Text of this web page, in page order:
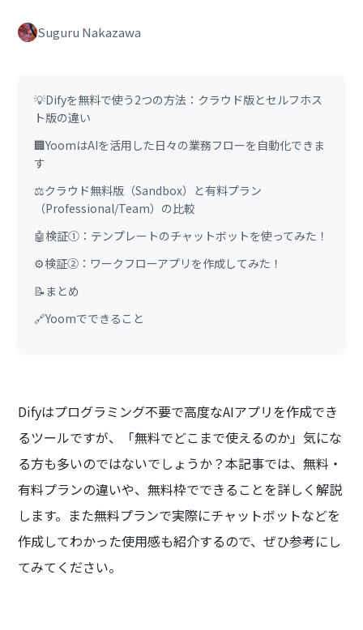
Suguru Nakazawa
💡Difyを無料で使う2つの方法：クラウド版とセルフホス
ト版の違い
🏢YoomはAIを活用した日々の業務フローを自動化できま
す
⚖️クラウド無料版（Sandbox）と有料プラン
（Professional/Team）の比較
🤖検証①：テンプレートのチャットボットを使ってみた！
⚙️検証②：ワークフローアプリを作成してみた！
📝まとめ
🔗Yoomでできること
Difyはプログラミング不要で高度なAIアプリを作成でき
るツールですが、「無料でどこまで使えるのか」気にな
る方も多いのではないでしょうか？本記事では、無料・
有料プランの違いや、無料枠でできることを詳しく解説
します。また無料プランで実際にチャットボットなどを
作成してわかった使用感も紹介するので、ぜひ参考にし
てみてください。